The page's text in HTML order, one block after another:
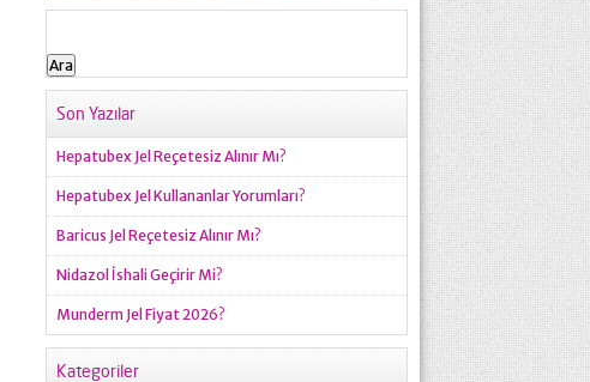
Arama:
Son Yazılar
Hepatubex Jel Reçetesiz Alınır Mı?
Hepatubex Jel Kullananlar Yorumları?
Baricus Jel Reçetesiz Alınır Mı?
Nidazol İshali Geçirir Mi?
Munderm Jel Fiyat 2026?
Kategoriler